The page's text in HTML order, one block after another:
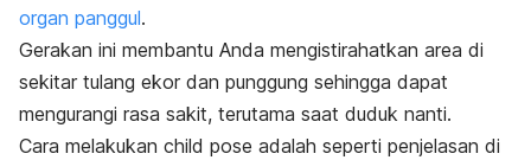
organ panggul.
Gerakan ini membantu Anda mengistirahatkan area di
sekitar tulang ekor dan punggung sehingga dapat
mengurangi rasa sakit, terutama saat duduk nanti.
Cara melakukan child pose adalah seperti penjelasan di